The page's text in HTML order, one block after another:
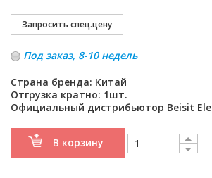
Под заказ, 8-10 недель
Страна бренда: Китай
Отгрузка кратно: 1шт.
Официальный дистрибьютор Beisit
В корзину